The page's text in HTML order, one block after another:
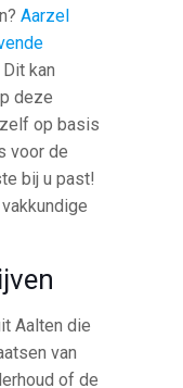
Aarzel
Dit kan
deze
op basis
voor de
bij u past!
Aalten die
van
of de